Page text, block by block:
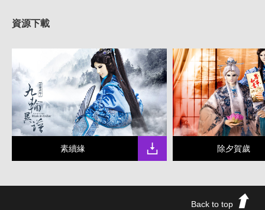
資源下載
素續緣 除夕賀歲
Back to top